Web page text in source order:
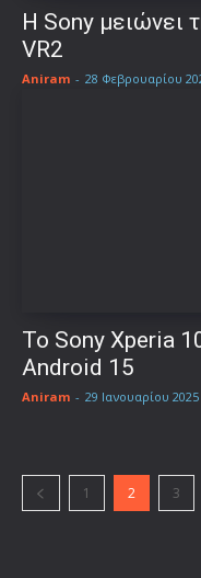
Η Sony μειώνει
VR2
Aniram - 28 Φεβρουαρίου
Το Sony Xperia
Android 15
Aniram - 29 Ιανουαρίου 2025
1 2 3